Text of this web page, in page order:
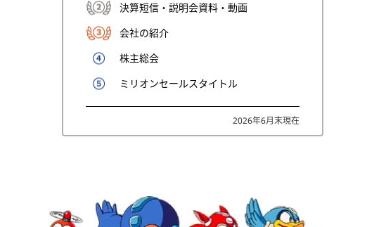
決算短信・説明会資料・動画
会社の紹介
株主総会
ミリオンセールスタイトル
2026年6月末現在